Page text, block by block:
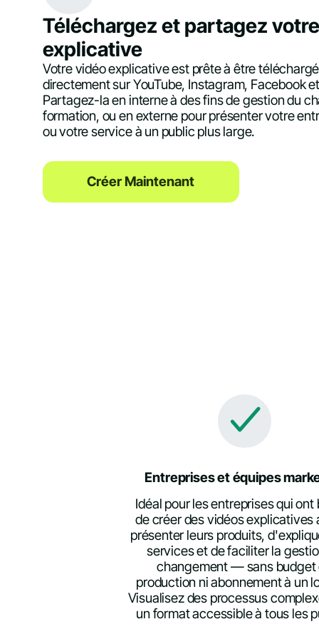
Téléchargez et partagez
explicative
Votre vidéo explicative est prête à être
directement sur YouTube, Instagram, Facebook
Partagez-la en interne à des fins de gestion du
formation, ou en externe pour présenter votre
ou votre service à un public plus large.
Créer Maintenant
Entreprises et équipes
Idéal pour les entreprises qui ont
de créer des vidéos explicatives
présenter leurs produits,
services et de faciliter la
changement — sans budget
production ni abonnement à un
Visualisez des processus
un format accessible à tous les